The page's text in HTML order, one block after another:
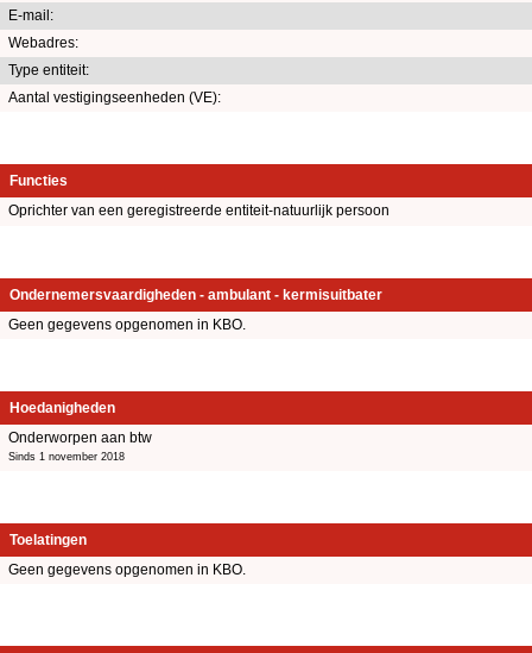
E-mail:
Webadres:
Type entiteit:
Aantal vestigingseenheden (VE):
Functies
Oprichter van een geregistreerde entiteit-natuurlijk persoon
Ondernemersvaardigheden - ambulant - kermisuitbater
Geen gegevens opgenomen in KBO.
Hoedanigheden
Onderworpen aan btw
Sinds 1 november 2018
Toelatingen
Geen gegevens opgenomen in KBO.